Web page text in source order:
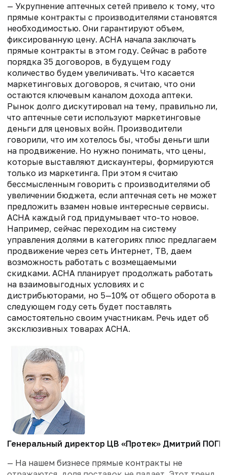
— Укрупнение аптечных сетей привело к тому, что
прямые контракты с производителями становятся
необходимостью. Они гарантируют объем,
фиксированную цену. АСНА начала заключать
прямые контракты в этом году. Сейчас в работе
порядка 35 договоров, в будущем году
количество будем увеличивать. Что касается
маркетинговых договоров, я считаю, что они
остаются ключевым каналом дохода аптеки.
Рынок долго дискутировал на тему, правильно ли,
что аптечные сети используют маркетинговые
деньги для ценовых войн. Производители
говорили, что им хотелось бы, чтобы деньги шли
на продвижение. Но нужно понимать, что цены,
которые выставляют дискаунтеры, формируются
только из маркетинга. При этом я считаю
бессмысленным говорить с производителями об
увеличении бюджета, если аптечная сеть не может
предложить взамен новые интересные сервисы.
АСНА каждый год придумывает что-то новое.
Например, сейчас переходим на систему
управления долями в категориях плюс предлагаем
продвижение через сеть Интернет, ТВ, даем
возможность работать с возмещаемыми
скидками. АСНА планирует продолжать работать
на взаимовыгодных условиях и с
дистрибьюторами, но 5—10% от общего оборота в
следующем году сеть будет поставлять
самостоятельно своим участникам. Речь идет об
эксклюзивных товарах АСНА.
Генеральный директор ЦВ «Протек» Дмитрий
— На нашем бизнесе прямые контракты не